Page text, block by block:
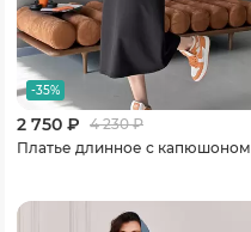
-35%
2 750 ₽ 4 230₽
Платье длинное с капюшоном